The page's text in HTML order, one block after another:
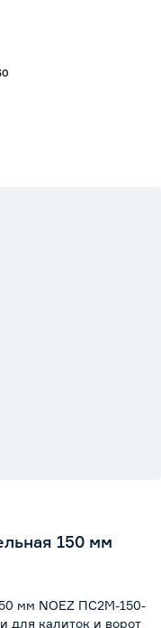
150 мм
мм NOEZ ПС2М-150-
для калиток и ворот